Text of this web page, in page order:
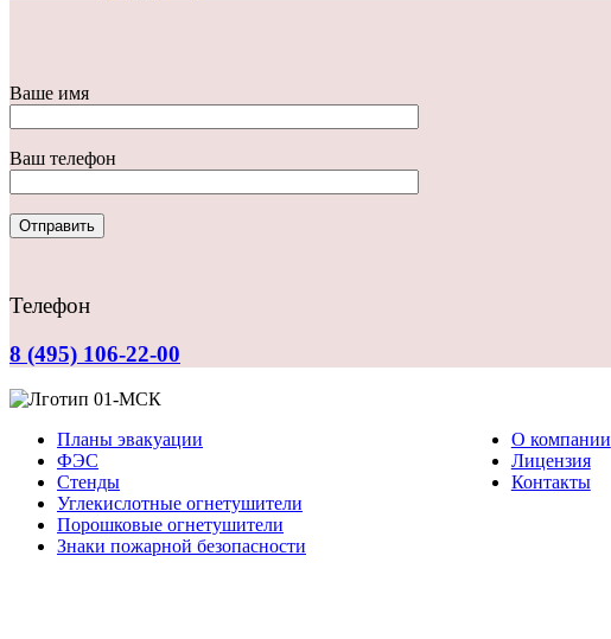
Ваше имя
Ваш телефон
Телефон
8 (495) 106-22-00
Планы эвакуации
ФЭС
Стенды
Углекислотные огнетушители
Порошковые огнетушители
Знаки пожарной безопасности
О компании
Лицензия
Контакты